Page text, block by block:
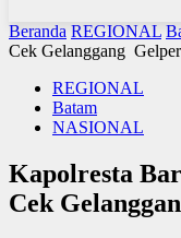
Beranda REGIONAL
Cek Gelanggang Gelper
REGIONAL
Batam
NASIONAL
Kapolresta
Cek